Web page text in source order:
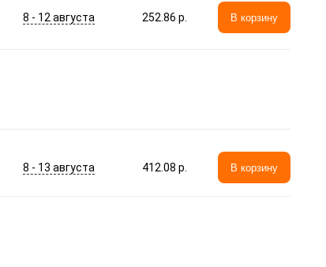
8 - 12 августа 252.86 p. В корзину
8 - 13 августа 412.08 p. В корзину